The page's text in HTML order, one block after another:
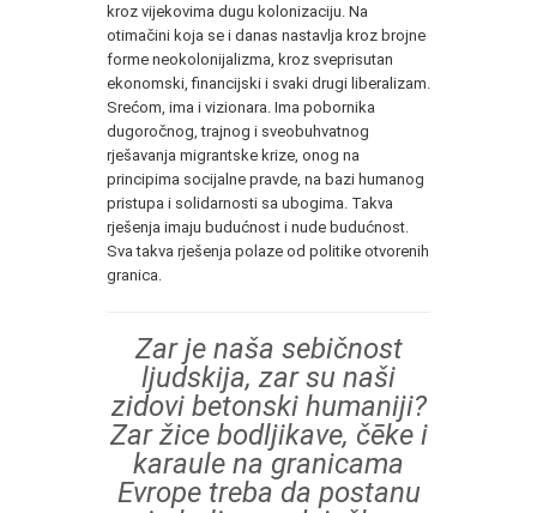
kroz vijekovima dugu kolonizaciju. Na
otimačini koja se i danas nastavlja kroz brojne
forme neokolonijalizma, kroz sveprisutan
ekonomski, financijski i svaki drugi liberalizam.
Srećom, ima i vizionara. Ima pobornika
dugoročnog, trajnog i sveobuhvatnog
rješavanja migrantske krize, onog na
principima socijalne pravde, na bazi humanog
pristupa i solidarnosti sa ubogima. Takva
rješenja imaju budućnost i nude budućnost.
Sva takva rješenja polaze od politike otvorenih
granica.
Zar je naša sebičnost
ljudskija, zar su naši
zidovi betonski humaniji?
Zar žice bodljikave, čēke i
karaule na granicama
Evrope treba da postanu